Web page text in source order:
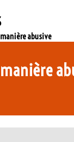
abusive